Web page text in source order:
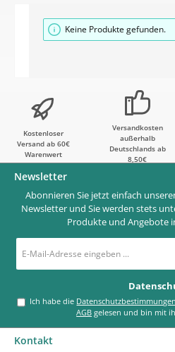
Keine Produkte gefunden.
Kostenloser
Versand ab 60€
Warenwert
Versandkosten
außerhalb
Deutschlands ab
8,50€
Newsletter
Abonnieren Sie jetzt einfach
Newsletter und Sie werden stets
Produkte und Angebote
E-
Mail-
*
Ich habe die Datenschutzbestimmungen
AGB gelesen und bin mit
Kontakt